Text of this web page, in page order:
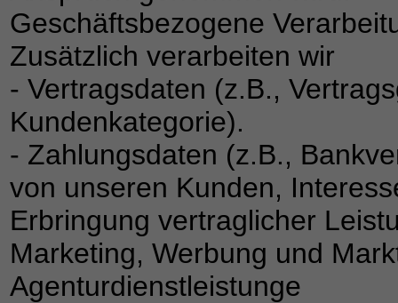
Geschäftsbezogene
Zusätzlich verarbeiten wir
- Vertragsdaten (z.B.,
Kundenkategorie).
- Zahlungsdaten (z.B.,
von unseren Kunden,
Erbringung vertraglicher
Marketing, Werbung und
Agenturdienstleistunge